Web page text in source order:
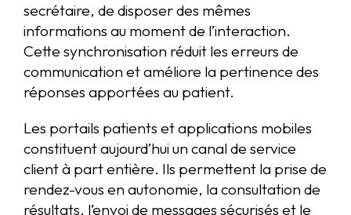
secrétaire, de disposer des mêmes
informations au moment de l’interaction.
Cette synchronisation réduit les erreurs de
communication et améliore la pertinence des
réponses apportées au patient.
Les portails patients et applications mobiles
constituent aujourd’hui un canal de service
client à part entière. Ils permettent la prise de
rendez-vous en autonomie, la consultation de
résultats, l’envoi de messages sécurisés et le